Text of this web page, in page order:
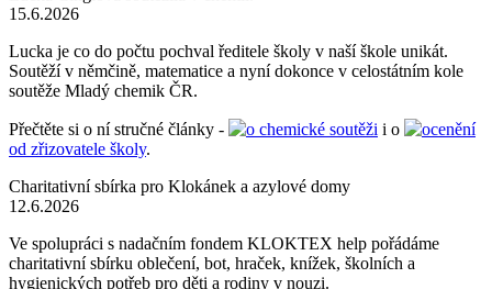
15.6.2026
Lucka je co do počtu pochval ředitele školy v naší škole unikát.
Soutěží v němčině, matematice a nyní dokonce v celostátním kole
soutěže Mladý chemik ČR.
Přečtěte si o ní stručné články - o chemické soutěži i o
ocenění
od zřizovatele školy.
Charitativní sbírka pro Klokánek a azylové domy
12.6.2026
Ve spolupráci s nadačním fondem KLOKTEX help pořádáme
charitativní sbírku oblečení, bot, hraček, knížek, školních a
hygienických potřeb pro děti a rodiny v nouzi.